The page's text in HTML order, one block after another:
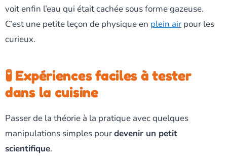
voit enfin l’eau qui était cachée sous forme gazeuse.
C’est une petite leçon de physique en plein air pour les
curieux.
🧪 Expériences faciles à tester
dans la cuisine
Passer de la théorie à la pratique avec quelques
manipulations simples pourdevenir un petit
scientifique.